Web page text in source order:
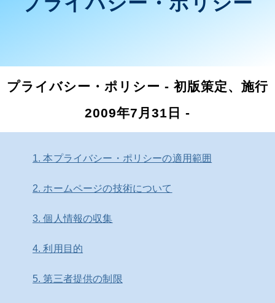
プライバシー・ポリシー - 初版策定、施行
2009年7月31日 -
1. 本プライバシー・ポリシーの適用範囲
2. ホームページの技術について
3. 個人情報の収集
4. 利用目的
5. 第三者提供の制限